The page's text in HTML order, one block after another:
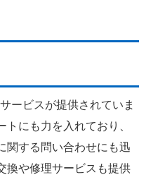
ービスが提供されていま
にも力を入れており、
関する問い合わせにも迅
換や修理サービスも提供